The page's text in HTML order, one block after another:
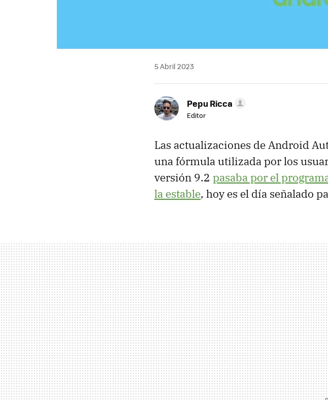
5 Abril 2023
Pepu Ricca
Editor
Las actualizaciones de Android
una fórmula utilizada por los
versión 9.2 pasaba por el
la estable, hoy es el día señalado